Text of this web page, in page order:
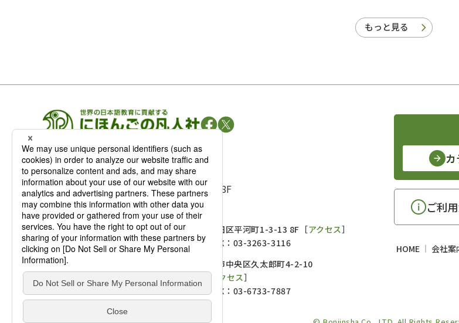
もっと見る
凡人社の出版情報
〒102-0093 東京都千代田区平河町 1-3-13 8F
TEL：03-3263-3959／FAX：03-3263-3116
麹町店
〒102-0093 東京都千代田区平河町1-3-13 8F［アクセス］
TEL：03-3239-8673／FAX：03-3263-3116
大阪店
〒541-0056 大阪府大阪市中央区久太郎町4-2-10
大西ビルディング 1階［ アクセス］
TEL：06-4256-2684／FAX：03-6733-7887
カ
ご利
HOME 会社案